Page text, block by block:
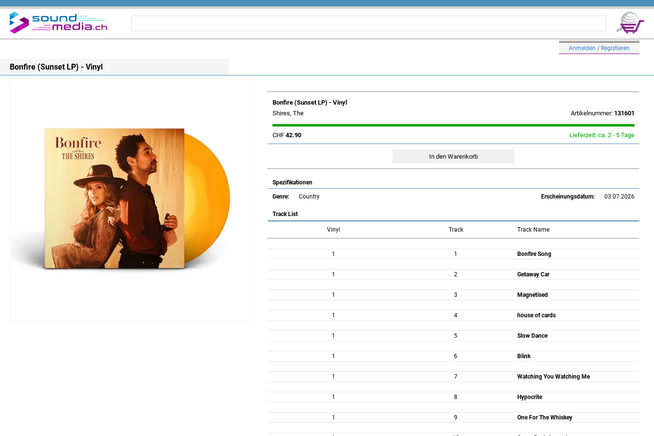
Anmelden / Registieren
Bonfire (Sunset LP) - Vinyl
Bonfire (Sunset LP) - Vinyl
Shires, The
Artikelnummer: 131601
CHF 42.90 Lieferzeit: ca. 2 - 5 Tage
Spezifikationen
Genre: Country Erscheinungsdatum: 03.07.2026
Track List
Vinyl Track Track Name
1 1 Bonfire Song
1 2 Getaway Car
1 3 Magnetised
1 4 house of cards
1 5 Slow Dance
1 6 Blink
1 7 Watching You Watching Me
1 8 Hypocrite
1 9 One For The Whiskey